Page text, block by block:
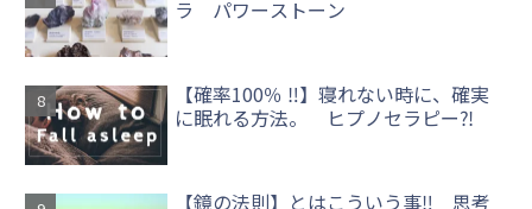
ラ パワーストーン
【確率100％ ‼】寝れない時に、確実
に眠れる方法。 ヒプノセラピー⁈
【鏡の法則】とはこういう事‼ 思考